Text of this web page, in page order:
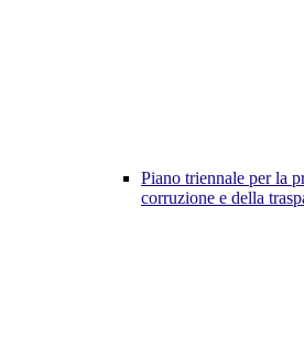
Piano triennale per la
corruzione e della